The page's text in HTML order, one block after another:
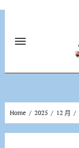
Home 2025 12 月